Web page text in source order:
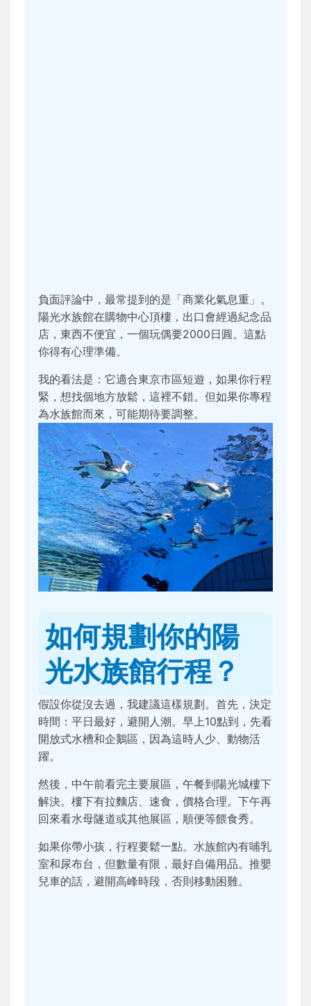
負面評論中，最常提到的是「商業化氣息重」。
陽光水族館在購物中心頂樓，出口會經過紀念品
店，東西不便宜，一個玩偶要2000日圓。這點
你得有心理準備。
我的看法是：它適合東京市區短遊，如果你行程
緊，想找個地方放鬆，這裡不錯。但如果你專程
為水族館而來，可能期待要調整。
如何規劃你的陽
光水族館行程？
假設你從沒去過，我建議這樣規劃。首先，決定
時間：平日最好，避開人潮。早上10點到，先看
開放式水槽和企鵝區，因為這時人少、動物活
躍。
然後，中午前看完主要展區，午餐到陽光城樓下
解決。樓下有拉麵店、速食，價格合理。下午再
回來看水母隧道或其他展區，順便等餵食秀。
如果你帶小孩，行程要鬆一點。水族館內有哺乳
室和尿布台，但數量有限，最好自備用品。推嬰
兒車的話，避開高峰時段，否則移動困難。